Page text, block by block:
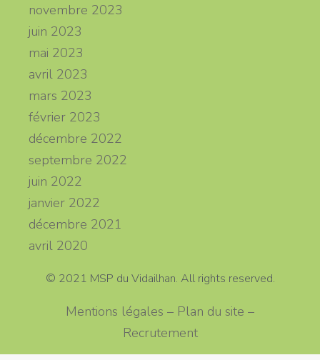
novembre 2023
juin 2023
mai 2023
avril 2023
mars 2023
février 2023
décembre 2022
septembre 2022
juin 2022
janvier 2022
décembre 2021
avril 2020
© 2021 MSP du Vidailhan. All rights reserved.
Mentions légales – Plan du site –
Recrutement